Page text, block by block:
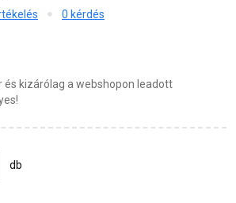
0 kérdés
kizárólag a webshopon leadott
db